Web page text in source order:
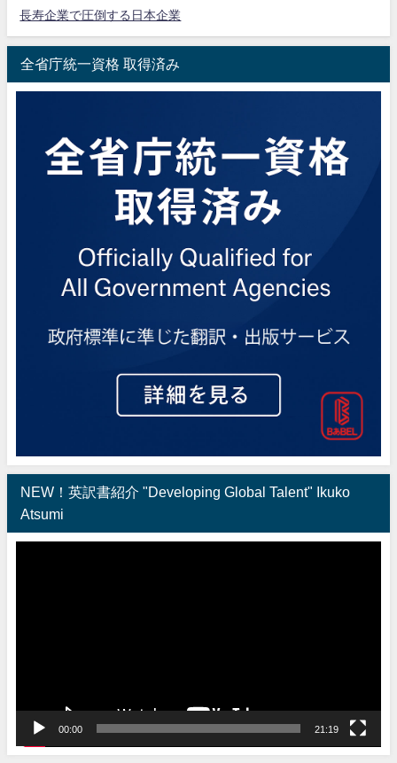
長寿企業で圧倒する日本企業
全省庁統一資格 取得済み
NEW！英訳書紹介 "Developing Global Talent" Ikuko
Atsumi
00:00 21:19